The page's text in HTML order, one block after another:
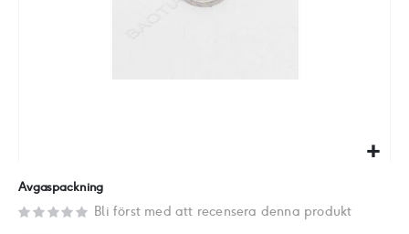
början
Avgaspackning
Bli först med att recensera denna produkt